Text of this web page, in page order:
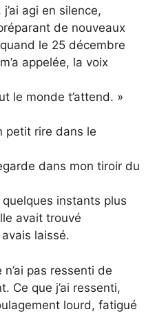
agi en silence,
de nouveaux
le 25 décembre
appelée, la voix
le monde t’attend. »
petit rire dans le
dans mon tiroir du
quelques instants plus
avait trouvé
laissé.
pas ressenti de
Ce que j’ai ressenti,
lourd, fatigué